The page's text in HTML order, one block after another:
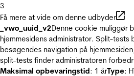
3
Få mere at vide om denne udbyder
_vwo_uuid_v2Denne cookie muliggør
hjemmesidens administrator. Split-tests
besøgendes navigation på
split-tests finder administratoren
Maksimal opbevaringstid: 1 årType: